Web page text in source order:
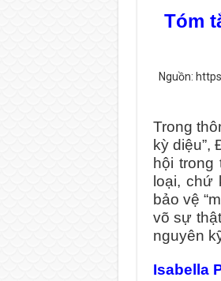
Tóm
Nguồn:
Trong
kỳ diệu”,
hội trong
loại, chứ
bảo vệ
võ sự
nguyên
Isabella